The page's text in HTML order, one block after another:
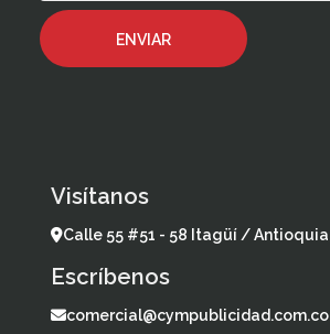
Visítanos
Calle 55 #51 - 58 Itagüí / Antioquia
Escríbenos
comercial@cympublicidad.com.co